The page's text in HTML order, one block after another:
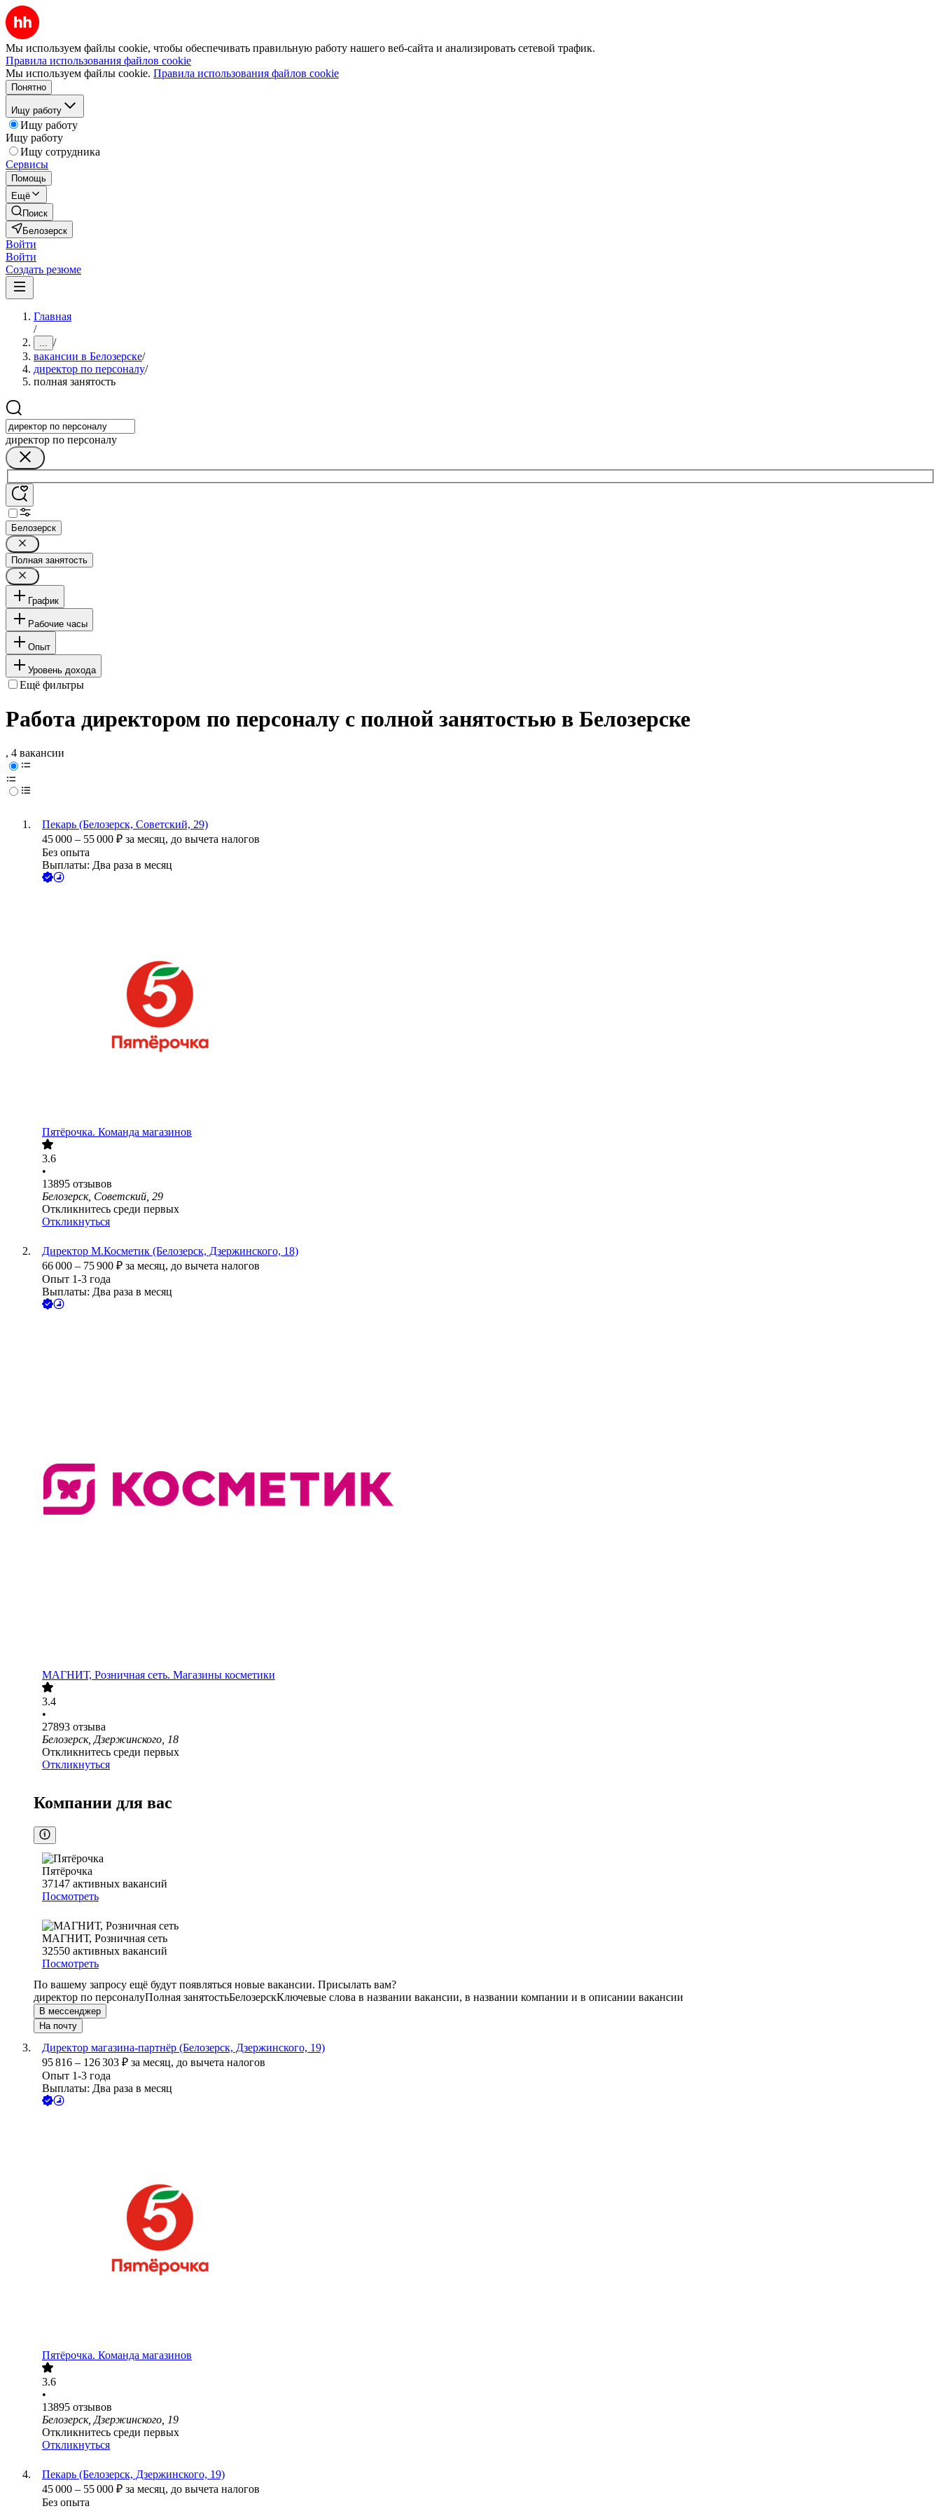
Мы используем файлы cookie, чтобы обеспечивать правильную работу нашего веб-сайта и анализировать сетевой трафик.
Правила использования файлов cookie
Мы используем файлы cookie. Правила использования файлов cookie
Понятно
Ищу работу
Ищу работу
Ищу работу
Ищу сотрудника
Сервисы
Помощь
Ещё
Поиск
Белозерск
Войти
Войти
Создать резюме
Главная
/
... /
вакансии в Белозерске/
директор по персоналу/
полная занятость
директор по персоналу
Белозерск
Полная занятость
График
Рабочие часы
Опыт
Уровень дохода
Ещё фильтры
Работа директором по персоналу с полной занятостью в Белозерске
, 4 вакансии
Пекарь (Белозерск, Советский, 29)
45 000 – 55 000 ₽ за месяц, до вычета налогов
Без опыта
Выплаты: Два раза в месяц
Пятёрочка. Команда магазинов
3.6
•
13895 отзывов
Белозерск, Советский, 29
Откликнитесь среди первых
Откликнуться
Директор М.Косметик (Белозерск, Дзержинского, 18)
66 000 – 75 900 ₽ за месяц, до вычета налогов
Опыт 1-3 года
Выплаты: Два раза в месяц
МАГНИТ, Розничная сеть. Магазины косметики
3.4
•
27893 отзыва
Белозерск, Дзержинского, 18
Откликнитесь среди первых
Откликнуться
Компании для вас
Пятёрочка
37147 активных вакансий
Посмотреть
МАГНИТ, Розничная сеть
32550 активных вакансий
Посмотреть
По вашему запросу ещё будут появляться новые вакансии. Присылать вам?
директор по персоналуПолная занятостьБелозерскКлючевые слова в названии вакансии, в названии компании и в описании вакансии
В мессенджер
На почту
Директор магазина-партнёр (Белозерск, Дзержинского, 19)
95 816 – 126 303 ₽ за месяц, до вычета налогов
Опыт 1-3 года
Выплаты: Два раза в месяц
Пятёрочка. Команда магазинов
3.6
•
13895 отзывов
Белозерск, Дзержинского, 19
Откликнитесь среди первых
Откликнуться
Пекарь (Белозерск, Дзержинского, 19)
45 000 – 55 000 ₽ за месяц, до вычета налогов
Без опыта